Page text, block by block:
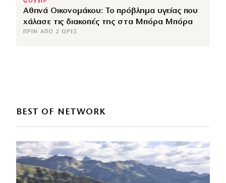
GOSSIP
Αθηνά Οικονομάκου: Το πρόβλημα υγείας που
χάλασε τις διακοπές της στα Μπόρα Μπόρα
ΠΡΙΝ ΑΠΌ 2 ΏΡΕΣ
BEST OF NETWORK